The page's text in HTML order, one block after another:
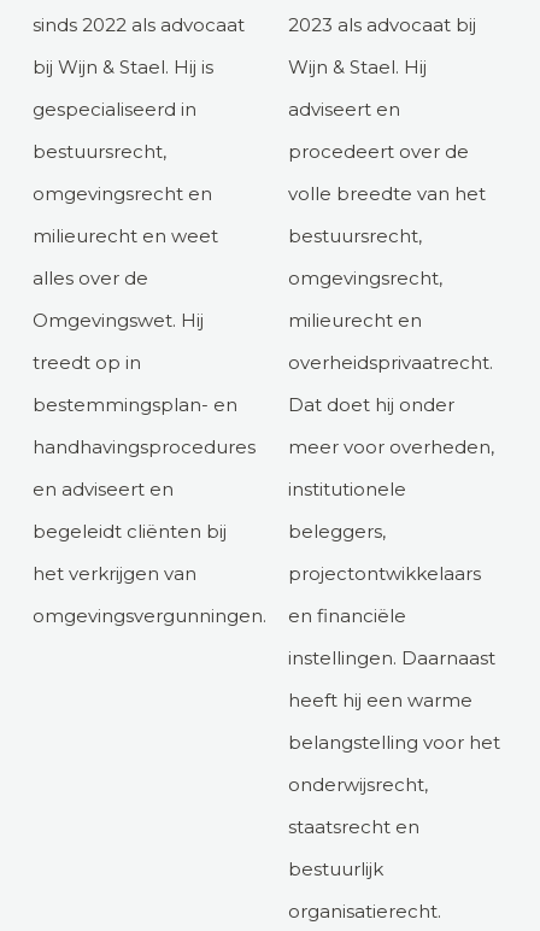
sinds 2022 als advocaat
bij Wijn & Stael. Hij is
gespecialiseerd in
bestuursrecht,
omgevingsrecht en
milieurecht en weet
alles over de
Omgevingswet. Hij
treedt op in
bestemmingsplan- en
handhavingsprocedures
en adviseert en
begeleidt cliënten bij
het verkrijgen van
omgevingsvergunningen.
2023 als advocaat bij
Wijn & Stael. Hij
adviseert en
procedeert over de
volle breedte van het
bestuursrecht,
omgevingsrecht,
milieurecht en
overheidsprivaatrecht.
Dat doet hij onder
meer voor overheden,
institutionele
beleggers,
projectontwikkelaars
en financiële
instellingen. Daarnaast
heeft hij een warme
belangstelling voor het
onderwijsrecht,
staatsrecht en
bestuurlijk
organisatierecht.